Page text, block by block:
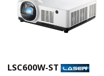
LSC600W-ST